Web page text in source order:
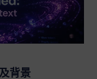
背景